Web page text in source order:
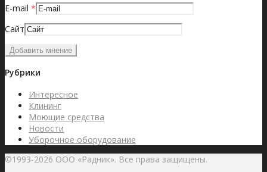
E-mail *
Сайт
Рубрики
Интересное
Клининг
Моющие средства
Новости
Уборочное оборудование
©1993-2026 ООО «Радник». Все права защищены.